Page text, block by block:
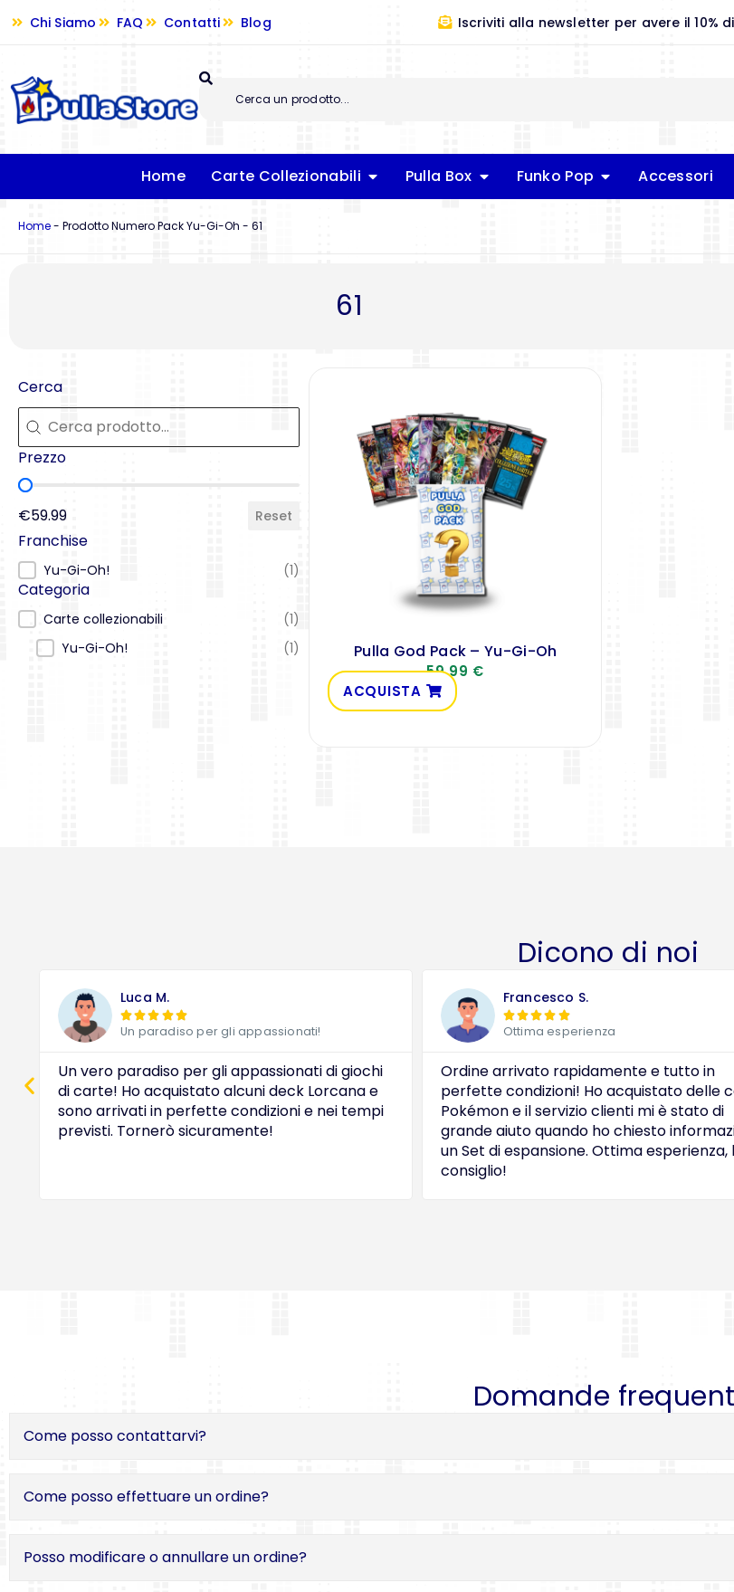
Chi Siamo FAQ Contatti Blog Iscriviti alla newsletter per avere il 10%
Home Carte Collezionabili Pulla Box Funko Pop Accessori
Home- Prodotto Numero Pack Yu-Gi-Oh - 61
61
Cerca
Cerca
Cerca
Prezzo
Prezzo
€59.99
Reset
Franchise
Franchise
Yu-Gi-Oh! (1)
Categoria
Categoria
Carte collezionabili
(1)
Yu-Gi-Oh!
(1) Pulla God Pack – Yu-Gi-Oh
59,99 €
ACQUISTA
Dicono di noi
Luca M.
 
Un paradiso per gli appassionati!
Un vero paradiso per gli appassionati di giochi
di carte! Ho acquistato alcuni deck Lorcana e
sono arrivati in perfette condizioni e nei tempi
previsti. Tornerò sicuramente!
Francesco S.
 
Ottima esperienza
Ordine arrivato rapidamente e tutto in
perfette condizioni! Ho acquistato delle
Pokémon e il servizio clienti mi è stato di
grande aiuto quando ho chiesto
un Set di espansione. Ottima esperienza,
consiglio!
Domande
Come posso contattarvi?
Come posso effettuare un ordine?
Posso modificare o annullare un ordine?